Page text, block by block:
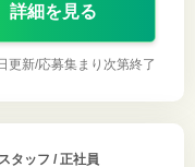
詳細を見る
更新/応募集まり次第終了
タッフ / 正社員